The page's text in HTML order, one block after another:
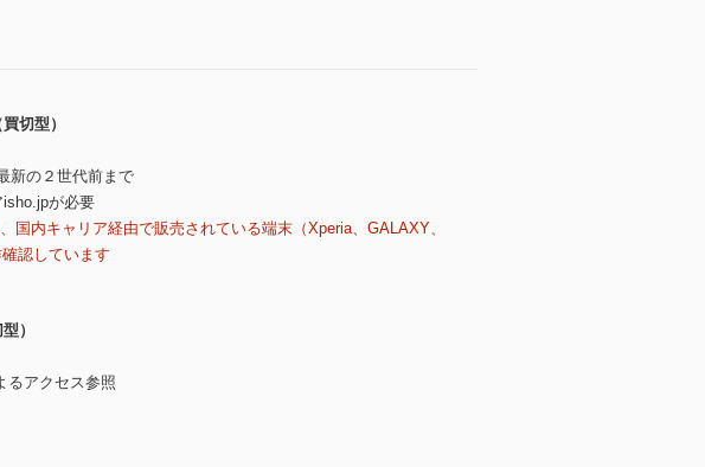
切型）
新の２世代前まで
が必要
国内キャリア経由で販売されている端末（Xperia、GALAXY、
認しています
）
るアクセス参照